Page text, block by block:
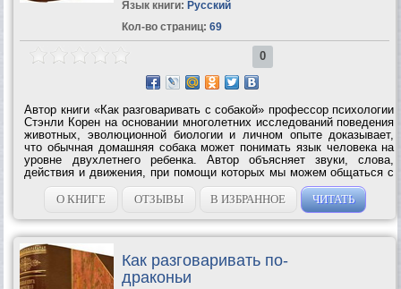
Язык книги: Русский
Кол-во страниц: 69
0
Автор книги «Как разговаривать с собакой» профессор психологии
Стэнли Корен на основании многолетних исследований поведения
животных, эволюционной биологии и личном опыте доказывает,
что обычная домашняя собака может понимать язык человека на
уровне двухлетнего ребенка. Автор объясняет звуки, слова,
действия и движения, при помощи которых мы можем общаться с
домашним любимцем, а также расшифровывает знаки, которые
собаки подают...
О КНИГЕ ОТЗЫВЫ В ИЗБРАННОЕ ЧИТАТЬ
Как разговаривать по-
драконьи